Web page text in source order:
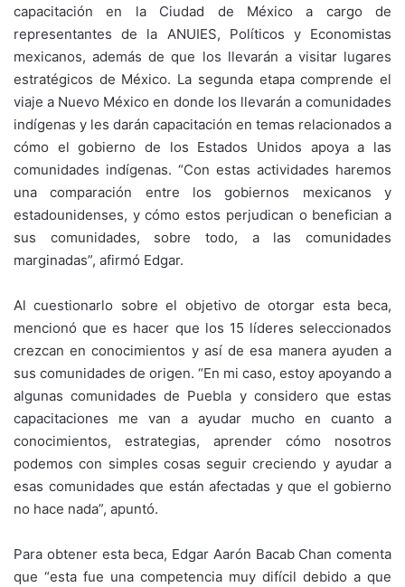
capacitación en la Ciudad de México a cargo de
representantes de la ANUIES, Políticos y Economistas
mexicanos, además de que los llevarán a visitar lugares
estratégicos de México. La segunda etapa comprende el
viaje a Nuevo México en donde los llevarán a comunidades
indígenas y les darán capacitación en temas relacionados a
cómo el gobierno de los Estados Unidos apoya a las
comunidades indígenas. “Con estas actividades haremos
una comparación entre los gobiernos mexicanos y
estadounidenses, y cómo estos perjudican o benefician a
sus comunidades, sobre todo, a las comunidades
marginadas”, afirmó Edgar.
Al cuestionarlo sobre el objetivo de otorgar esta beca,
mencionó que es hacer que los 15 líderes seleccionados
crezcan en conocimientos y así de esa manera ayuden a
sus comunidades de origen. “En mi caso, estoy apoyando a
algunas comunidades de Puebla y considero que estas
capacitaciones me van a ayudar mucho en cuanto a
conocimientos, estrategias, aprender cómo nosotros
podemos con simples cosas seguir creciendo y ayudar a
esas comunidades que están afectadas y que el gobierno
no hace nada”, apuntó.
Para obtener esta beca, Edgar Aarón Bacab Chan comenta
que “esta fue una competencia muy difícil debido a que